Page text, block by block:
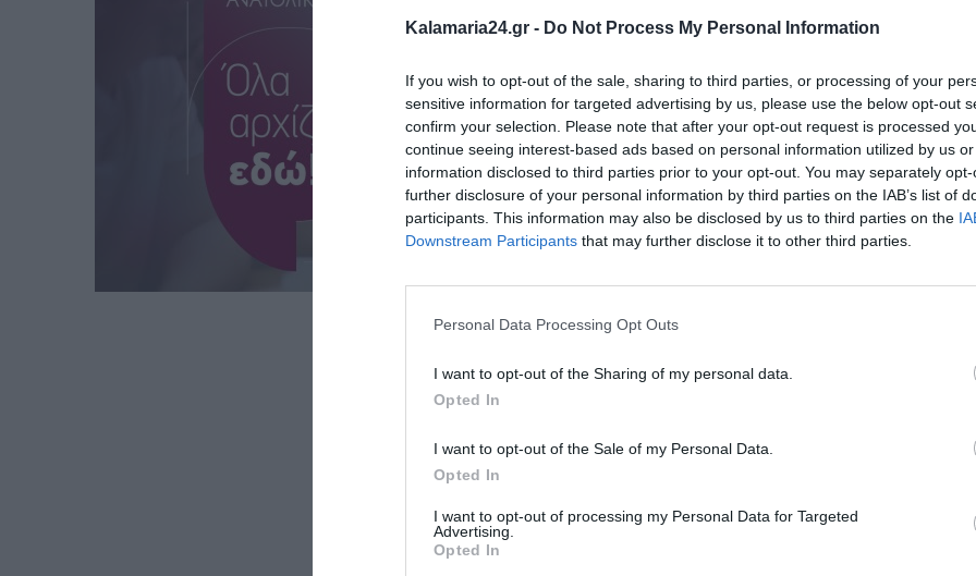
Kalamaria24.gr - Do Not Process My Personal Information
If you wish to opt-out of the sale, sharing to third parties, or processing of your
sensitive information for targeted advertising by us, please use the below opt-out
confirm your selection. Please note that after your opt-out request is processed
continue seeing interest-based ads based on personal information utilized by us
information disclosed to third parties prior to your opt-out. You may separately
further disclosure of your personal information by third parties on the IAB’s list of
participants. This information may also be disclosed by us to third parties on the
Downstream Participants that may further disclose it to other third parties.
Personal Data Processing Opt Outs
I want to opt-out of the Sharing of my personal data.
Opted In
I want to opt-out of the Sale of my Personal Data.
Opted In
I want to opt-out of processing my Personal Data for Targeted
Advertising.
Opted In